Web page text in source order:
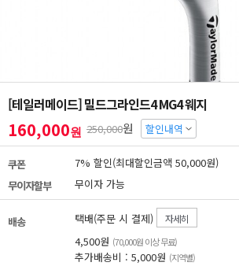
[테일러메이드] 밀드그라인드4 MG4 웨지
160,000원 250,000원 할인내역
쿠폰
7% 할인(최대할인금액 50,000원)
무이자할부
무이자 가능
배송 택배(주문 시 결제) 자세히
4,500원 (70,000원 이상 무료)
추가배송비 : 5,000원 (지역별)